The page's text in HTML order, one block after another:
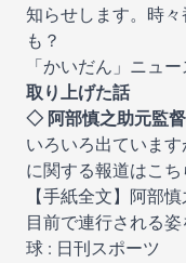
知らせします。時
も？
「かいだん」ニュ
取り上げた話
◇ 阿部慎之助元監
いろいろ出ていま
に関する報道はこち
【手紙全文】阿部
目前で連行される
球 : 日刊スポーツ